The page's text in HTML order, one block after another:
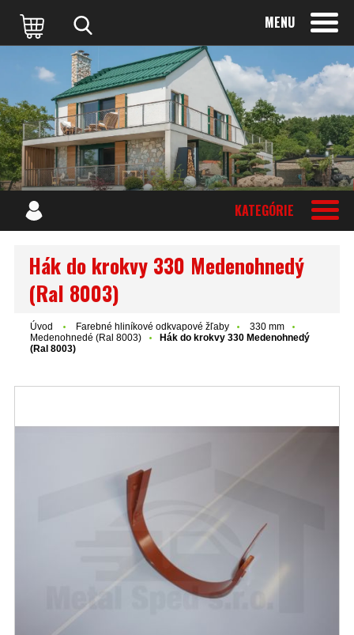
MENU
KATEGÓRIE
Hák do krokvy 330 Medenohnedý
(Ral 8003)
Úvod Farebné hliníkové odkvapové žľaby
330 mm
Medenohnedé (Ral 8003)
Hák do krokvy 330 Medenohnedý
(Ral 8003)